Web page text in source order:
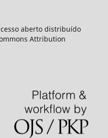
aberto distribuído
Attribution